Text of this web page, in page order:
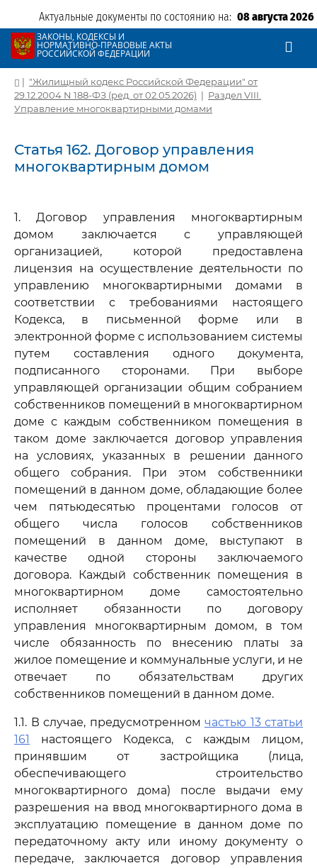
Актуальные документы по состоянию на: 08 августа 2026
ЗАКОНЫ, КОДЕКСЫ И
НОРМАТИВНО-ПРАВОВЫЕ АКТЫ
РОССИЙСКОЙ ФЕДЕРАЦИИ
| "Жилищный кодекс Российской Федерации" от
29.12.2004 N 188-ФЗ (ред. от 02.05.2026) | Раздел VIII.
Управление многоквартирными домами
Статья 162. Договор управления
многоквартирным домом
1. Договор управления многоквартирным
домом заключается с управляющей
организацией, которой предоставлена
лицензия на осуществление деятельности по
управлению многоквартирными домами в
соответствии с требованиями настоящего
Кодекса, в письменной форме или в
электронной форме с использованием системы
путем составления одного документа,
подписанного сторонами. При выборе
управляющей организации общим собранием
собственников помещений в многоквартирном
доме с каждым собственником помещения в
таком доме заключается договор управления
на условиях, указанных в решении данного
общего собрания. При этом собственники
помещений в данном доме, обладающие более
чем пятьюдесятью процентами голосов от
общего числа голосов собственников
помещений в данном доме, выступают в
качестве одной стороны заключаемого
договора. Каждый собственник помещения в
многоквартирном доме самостоятельно
исполняет обязанности по договору
управления многоквартирным домом, в том
числе обязанность по внесению платы за
жилое помещение и коммунальные услуги, и не
отвечает по обязательствам других
собственников помещений в данном доме.
1.1. В случае, предусмотренном частью 13 статьи
161
настоящего Кодекса, с каждым лицом,
принявшим от застройщика (лица,
обеспечивающего строительство
многоквартирного дома) после выдачи ему
разрешения на ввод многоквартирного дома в
эксплуатацию помещение в данном доме по
передаточному акту или иному документу о
передаче, заключается договор управления